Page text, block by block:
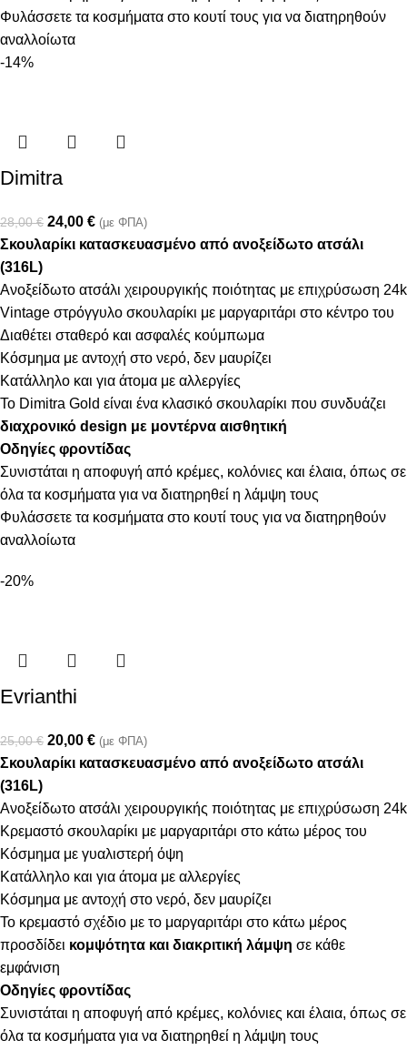
Φυλάσσετε τα κοσμήματα στο κουτί τους για να διατηρηθούν
αναλλοίωτα
-14%
Dimitra
28,00€ 24,00 € (με ΦΠΑ)
Σκουλαρίκι κατασκευασμένο από ανοξείδωτο ατσάλι
(316L)
Ανοξείδωτο ατσάλι χειρουργικής ποιότητας με επιχρύσωση 24k
Vintage στρόγγυλο σκουλαρίκι με μαργαριτάρι στο κέντρο του
Διαθέτει σταθερό και ασφαλές κούμπωμα
Κόσμημα με αντοχή στο νερό, δεν μαυρίζει
Κατάλληλο και για άτομα με αλλεργίες
Το Dimitra Gold είναι ένα κλασικό σκουλαρίκι που συνδυάζει
διαχρονικό design με μοντέρνα αισθητική
Οδηγίες φροντίδας
Συνιστάται η αποφυγή από κρέμες, κολόνιες και έλαια, όπως σε
όλα τα κοσμήματα για να διατηρηθεί η λάμψη τους
Φυλάσσετε τα κοσμήματα στο κουτί τους για να διατηρηθούν
αναλλοίωτα
-20%
Evrianthi
25,00€ 20,00 € (με ΦΠΑ)
Σκουλαρίκι κατασκευασμένο από ανοξείδωτο ατσάλι
(316L)
Ανοξείδωτο ατσάλι χειρουργικής ποιότητας με επιχρύσωση 24k
Κρεμαστό σκουλαρίκι με μαργαριτάρι στο κάτω μέρος του
Κόσμημα με γυαλιστερή όψη
Κατάλληλο και για άτομα με αλλεργίες
Κόσμημα με αντοχή στο νερό, δεν μαυρίζει
Το κρεμαστό σχέδιο με το μαργαριτάρι στο κάτω μέρος
προσδίδει κομψότητα και διακριτική λάμψη σε κάθε
εμφάνιση
Οδηγίες φροντίδας
Συνιστάται η αποφυγή από κρέμες, κολόνιες και έλαια, όπως σε
όλα τα κοσμήματα για να διατηρηθεί η λάμψη τους